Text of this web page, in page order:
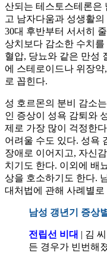
산되는 테스토스테론은
고 남자다움과 성생활
30대 후반부터 서서히
상치보다 감소한 수치
혈압, 당뇨와 같은 만성
에 스테로이드나 위장
로 꼽힌다.
성 호르몬의 분비 감소
인 증상이 성욕 감퇴와
제로 가장 많이 걱정한
어려울 수도 있다. 성욕
장애로 이어지고, 자신
치기도 한다. 이외에 배
상을 호소하기도 한다.
대처법에 관해 사례별
남성 갱년기 증상
전립선 비대 | 김
든 경우가 빈번해